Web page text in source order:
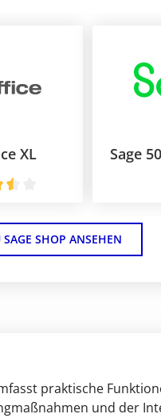
praktische
und der
XL Sage
SHOP ANSEHEN